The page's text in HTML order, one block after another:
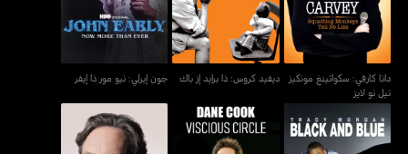
دانا كارفي: سكواتينغ مونكيز
تيل نو لايز
ديفيد كروس: ذا برايد إز باك جون إيرلي: نيو مور ذا إيفر